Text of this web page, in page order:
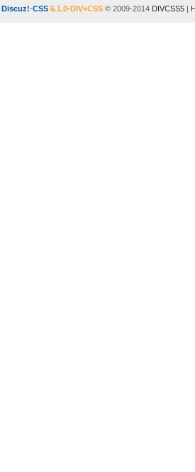
Discuz!-CSS 6.1.0-DIV+CSS© 2009-2014 DIVCSS5|